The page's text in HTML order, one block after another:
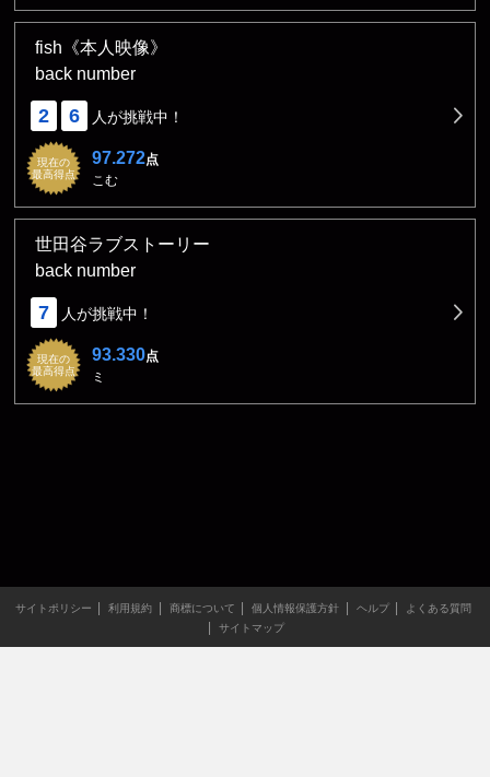
fish《本人映像》
back number
2 6 人が挑戦中！
現在の
最高得点
97.272点
こむ
世田谷ラブストーリー
back number
7 人が挑戦中！
現在の
最高得点
93.330点
ミ
サイトポリシー 利用規約 商標について 個人情報保護方針 ヘルプ
よくある質問
サイトマップ